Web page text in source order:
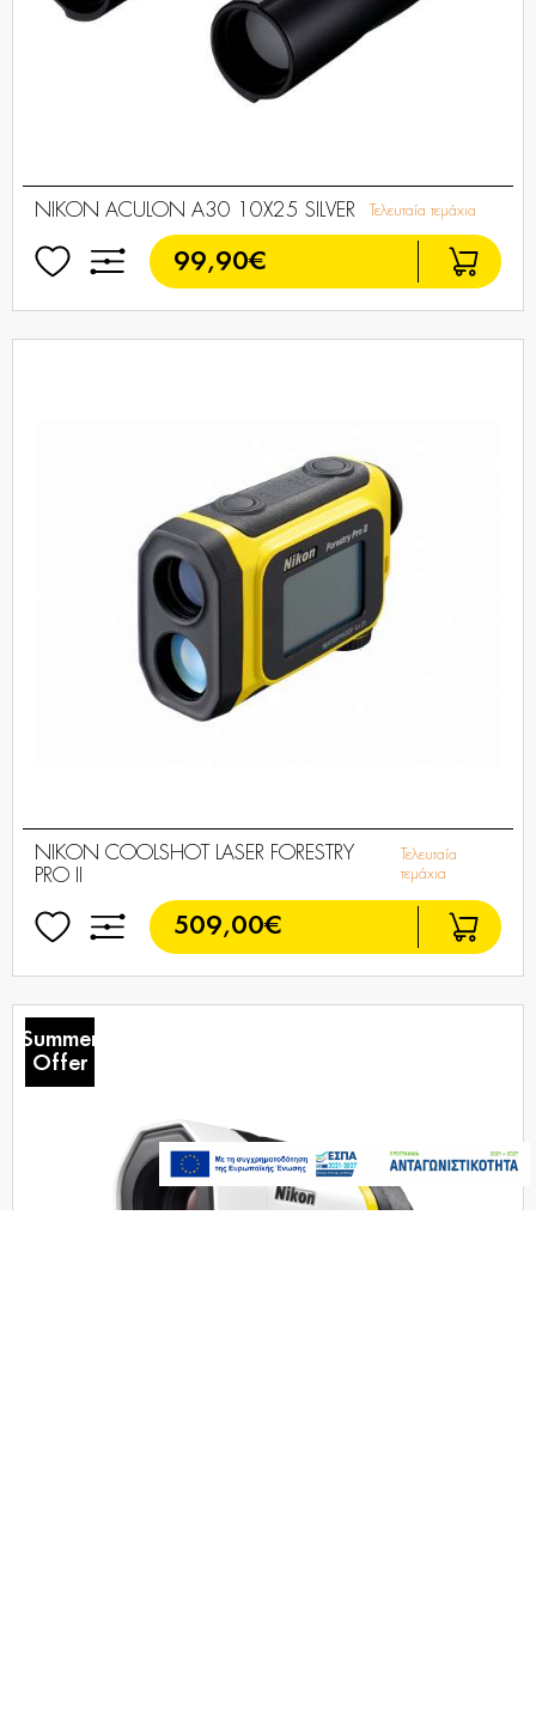
NIKON ACULON A30 10X25 SILVER Τελευταία τεμάχια
99,90€
NIKON COOLSHOT LASER FORESTRY
PRO II
Τελευταία
τεμάχια
509,00€
Summer
Offer